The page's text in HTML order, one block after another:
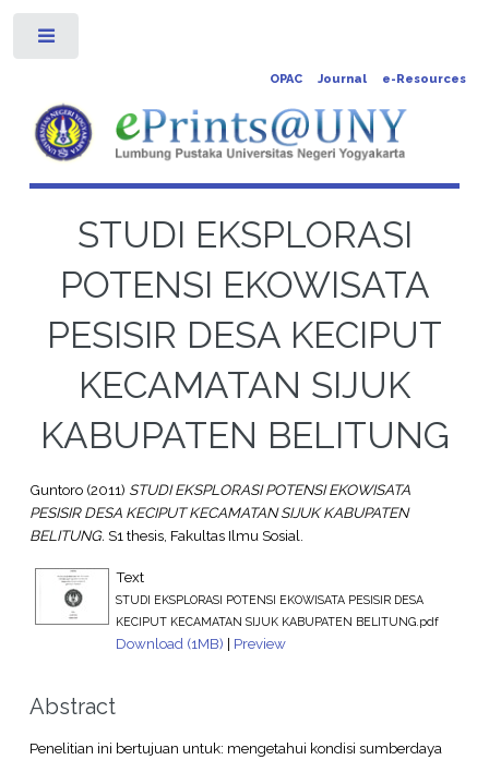
OPAC Journal e-Resources
STUDI EKSPLORASI
POTENSI EKOWISATA
PESISIR DESA KECIPUT
KECAMATAN SIJUK
KABUPATEN BELITUNG
Guntoro(2011) STUDI EKSPLORASI POTENSI EKOWISATA
PESISIR DESA KECIPUT KECAMATAN SIJUK KABUPATEN
BELITUNG. S1 thesis, Fakultas Ilmu Sosial.
Text
STUDI EKSPLORASI POTENSI EKOWISATA PESISIR DESA
KECIPUT KECAMATAN SIJUK KABUPATEN BELITUNG.pdf
Download (1MB) | Preview
Abstract
Penelitian ini bertujuan untuk: mengetahui kondisi sumberdaya